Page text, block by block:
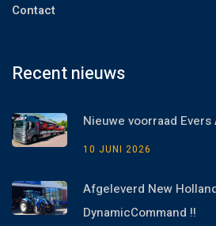
Contact
Recent nieuws
Nieuwe voorraad
10 JUNI 2026
Afgeleverd New
DynamicCommand !!